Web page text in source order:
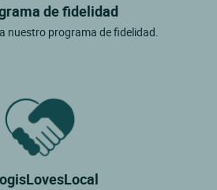
de fidelidad
nuestro programa de fidelidad.